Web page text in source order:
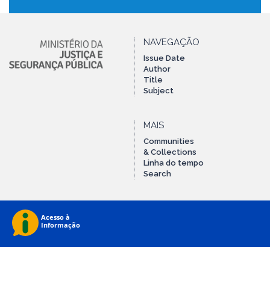
NAVEGAÇÃO
Issue Date
Author
Title
Subject
MAIS
Communities
& Collections
Linha do tempo
Search